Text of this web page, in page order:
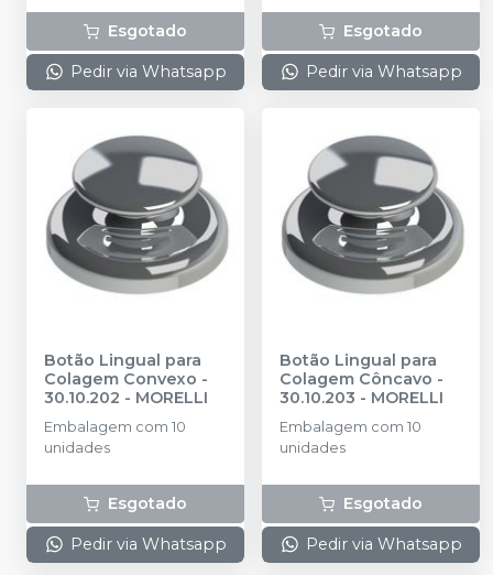
Esgotado
Pedir via Whatsapp
Esgotado
Pedir via Whatsapp
Botão Lingual para
Colagem Convexo -
30.10.202 - MORELLI
Embalagem com 10
unidades
Esgotado
Pedir via Whatsapp
Botão Lingual para
Colagem Côncavo -
30.10.203 - MORELLI
Embalagem com 10
unidades
Esgotado
Pedir via Whatsapp